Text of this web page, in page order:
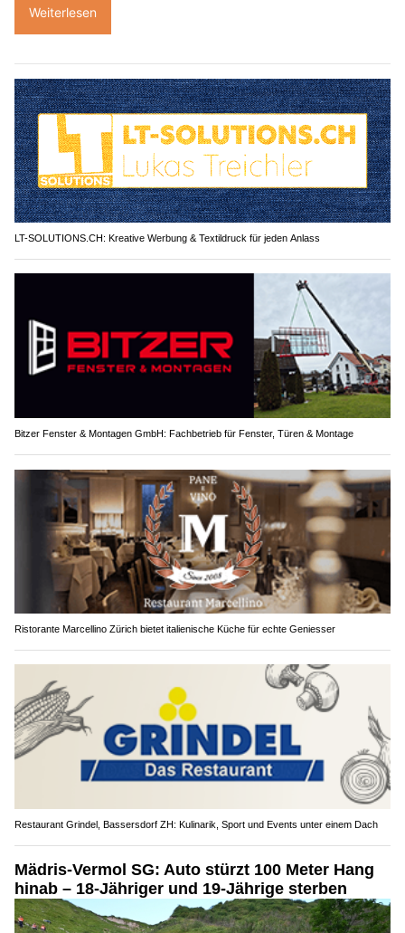
Weiterlesen
LT-SOLUTIONS.CH: Kreative Werbung & Textildruck für jeden Anlass
Bitzer Fenster & Montagen GmbH: Fachbetrieb für Fenster, Türen & Montage
Ristorante Marcellino Zürich bietet italienische Küche für echte Geniesser
Restaurant Grindel, Bassersdorf ZH: Kulinarik, Sport und Events unter einem Dach
Mädris-Vermol SG: Auto stürzt 100 Meter Hang
hinab – 18-Jähriger und 19-Jährige sterben